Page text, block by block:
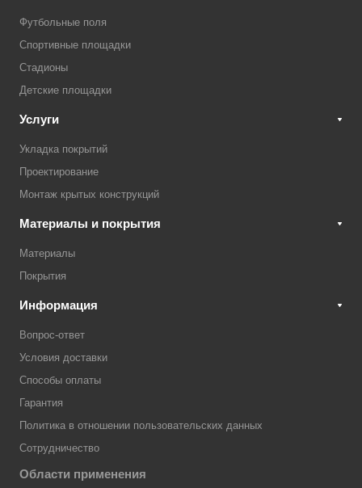
Футбольные поля
Спортивные площадки
Стадионы
Детские площадки
Услуги
Укладка покрытий
Проектирование
Монтаж крытых конструкций
Материалы и покрытия
Материалы
Покрытия
Информация
Вопрос-ответ
Условия доставки
Способы оплаты
Гарантия
Политика в отношении пользовательских данных
Сотрудничество
Области применения